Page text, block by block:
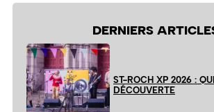
DERNIERS
ST-ROCH XP 2026 :
DÉCOUVERTE